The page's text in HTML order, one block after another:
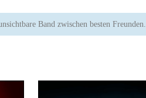
Band zwischen besten Freunden.